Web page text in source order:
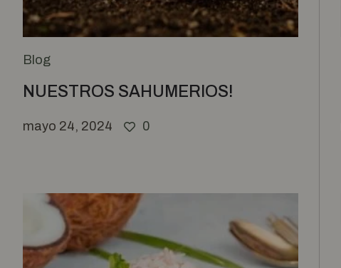
Blog
NUESTROS SAHUMERIOS!
mayo 24, 2024 0